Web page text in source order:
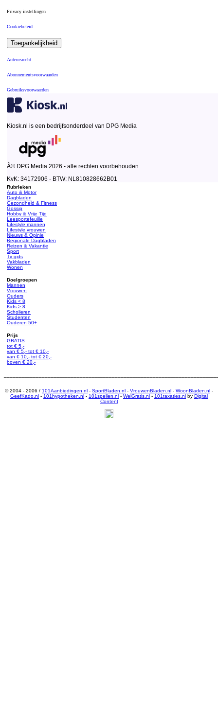
Privacy instellingen
Cookiebeleid
Toegankelijkheid
Auteursrecht
Abonnementsvoorwaarden
Gebruiksvoorwaarden
Kiosk.nl is een bedrijfsonderdeel van DPG Media
Â© DPG Media 2026 - alle rechten voorbehouden
KvK: 34172906 - BTW: NL810828662B01
Rubrieken
Auto & Motor
Dagbladen
Gezondheid & Fitness
Gossip
Hobby & Vrije Tijd
Leesportefeuille
Lifestyle mannen
Lifestyle vrouwen
Nieuws & Opinie
Regionale Dagbladen
Reizen & Vakantie
Sport
Tv gids
Vakbladen
Wonen
Doelgroepen
Mannen
Vrouwen
Ouders
Kids < 8
Kids > 8
Scholieren
Studenten
Ouderen 50+
Prijs
GRATIS
tot € 5,-
van € 5,- tot € 10,-
van € 10,- tot € 20,-
boven € 20,-
© 2004 - 2006 / 101Aanbiedingen.nl - SportBladen.nl - VrouwenBladen.nl - WoonBladen.nl -
GeefKado.nl - 101hypotheken.nl - 101spellen.nl - WelGratis.nl - 101taxaties.nl by Digital
Content